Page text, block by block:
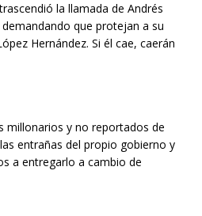
la llamada de Andrés
que protejan a su
Hernández. Si él cae, caerán
millonarios y no reportados de
entrañas del propio gobierno y
a entregarlo a cambio de